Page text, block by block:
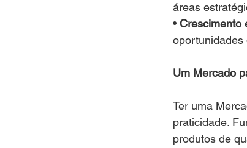
áreas
• Crescimento
oportunidades
Um Mercado
Ter uma
praticidade.
produtos de